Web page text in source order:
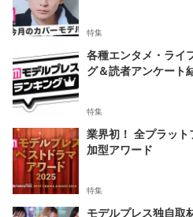
特集
各種エンタメ・ライ
グ＆読者アンケート
特集
業界初！ 全プラッ
加型アワード
特集
モデルプレス独自取